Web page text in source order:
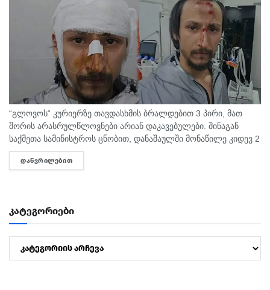
“გლოვოს“ კურიერზე თავდასხმის ბრალდებით 3 პირი, მათ
შორის არასრულწლოვნები არიან დაკავებულები. შინაგან
საქმეთა სამინისტროს ცნობით, დანაშაულში მონაწილე კიდევ 2
პირის დაკავების მიზნით შესაბამისი ღონისძიებები ტარდება.
შინაგან საქმეთა სამინისტროს თბილისის პოლიციის
ᲓᲐᲬᲕᲠᲘᲚᲔᲑᲘᲗ
კატეგორიები
კატეგორიები